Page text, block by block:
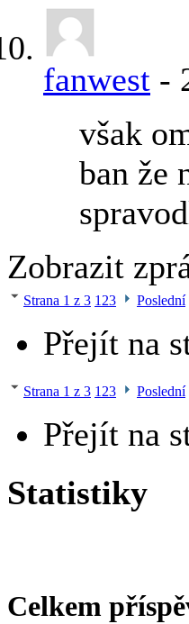
fanwest -
však
ban že
Zobrazit
Strana 1 z 3 1 23 Poslední
Přejít na
Strana 1 z 3 1 23 Poslední
Přejít na
Statistiky
Celkem